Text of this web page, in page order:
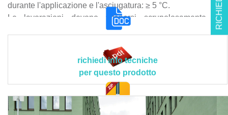
durante l'applicazione e l'asciugatura: ≥ 5 °C.
Le lavorazioni devono attenersi scrupolosamente al
progetto esecutivo e alle disposizioni tecniche del Direttore
realizzazione, a tutte le prescrizioni contenute
contrattualmente nel capitolato d'appalto.
Sono esclusi dal prezzo la saturazione di microcavillature
da ritiro, il fissativo consolidante, i ponteggi esterni oltre
l'altezza di 3,5 m, mentre sono compresi nel prezzo la
richiedi info tecniche
per questo prodotto